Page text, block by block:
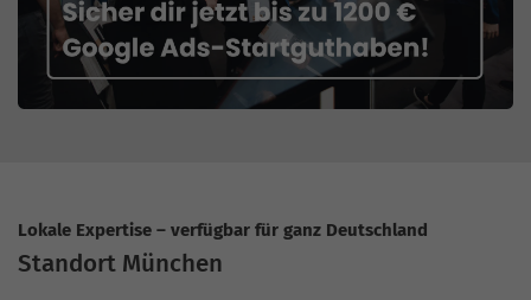
Lokale Expertise – verfügbar für ganz Deutschland
Standort München